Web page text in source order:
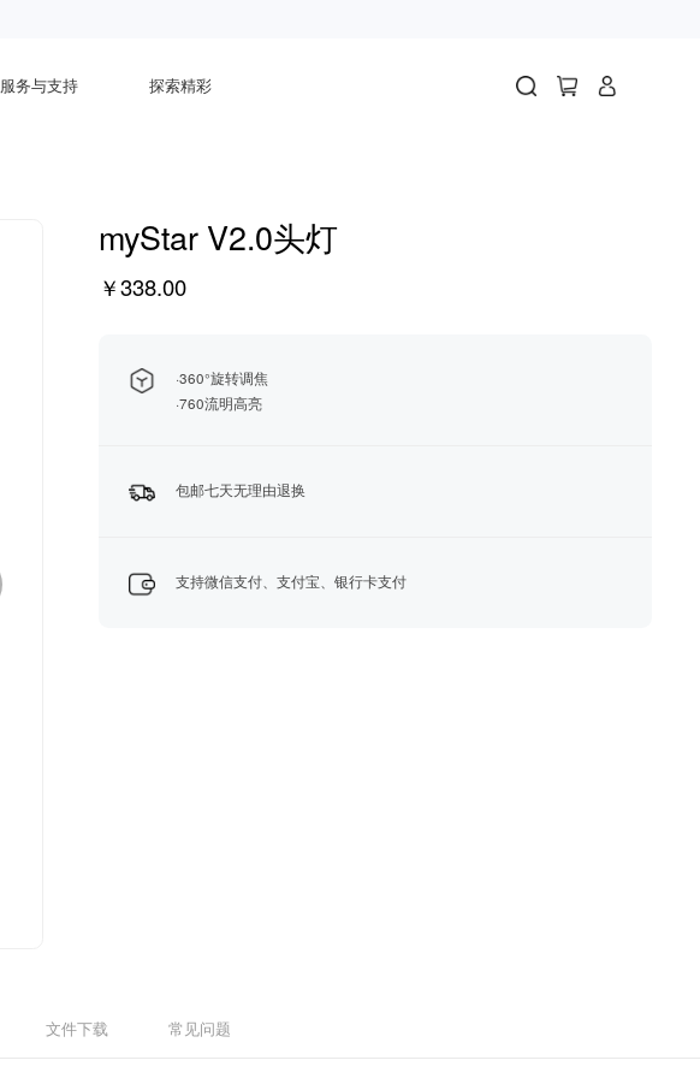
服务与支持 探索精彩
myStar V2.0头灯
￥338.00
·360°旋转调焦
·760流明高亮
包邮七天无理由退换
支持微信支付、支付宝、银行卡支付
文件下载 常见问题